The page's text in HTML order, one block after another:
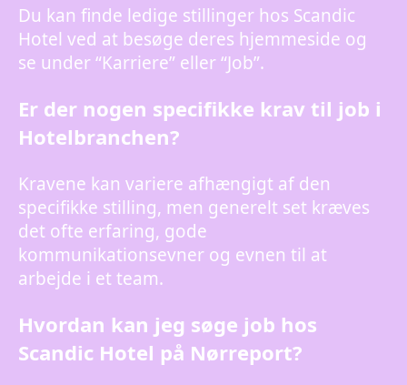
Du kan finde ledige stillinger hos Scandic
Hotel ved at besøge deres hjemmeside og
se under “Karriere” eller “Job”.
Er der nogen specifikke krav til job i
Hotelbranchen?
Kravene kan variere afhængigt af den
specifikke stilling, men generelt set kræves
det ofte erfaring, gode
kommunikationsevner og evnen til at
arbejde i et team.
Hvordan kan jeg søge job hos
Scandic Hotel på Nørreport?